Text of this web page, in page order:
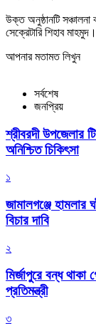
উক্ত অনুষ্ঠানটি সঞ্চালনা
সেক্রেটারি শিহাব মাহমুদ।
আপনার মতামত লিখুন
সর্বশেষ
জনপ্রিয়
শ্রীবরদী উপজেলার
অনিশ্চিত চিকিৎসা
১
জামালগঞ্জে হামলার
বিচার দাবি
২
মির্জাপুরে বন্ধ
প্রতিমন্ত্রী
৩